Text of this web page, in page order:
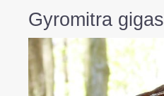
Gyromitra gigas